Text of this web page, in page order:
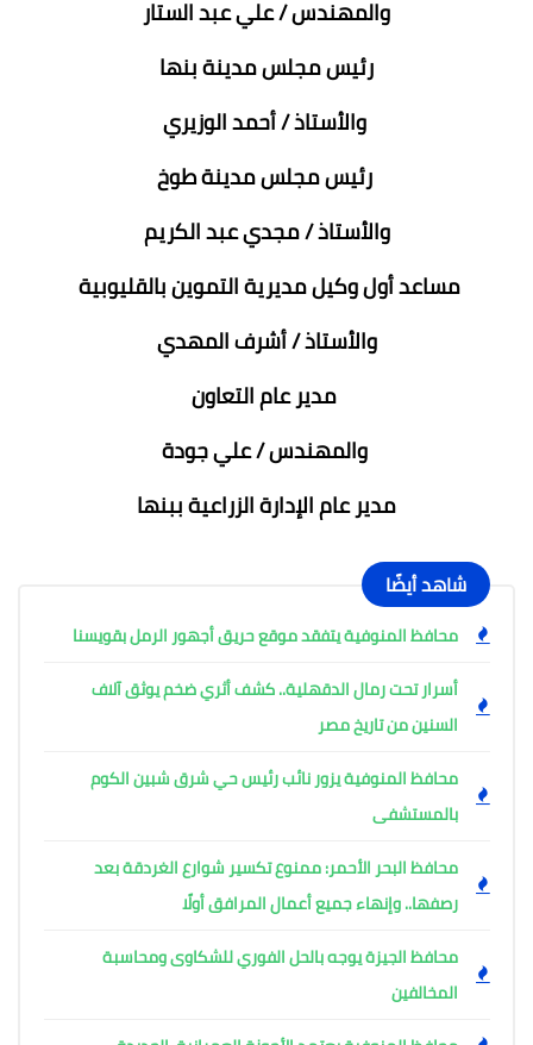
والمهندس / علي عبد الستار
رئيس مجلس مدينة بنها
والأستاذ / أحمد الوزيري
رئيس مجلس مدينة طوخ
والأستاذ / مجدي عبد الكريم
مساعد أول وكيل مديرية التموين بالقليوبية
والأستاذ / أشرف المهدي
مدير عام التعاون
والمهندس / علي جودة
مدير عام الإدارة الزراعية ببنها
شاهد أيضًا
محافظ المنوفية يتفقد موقع حريق أجهور الرمل بقويسنا
أسرار تحت رمال الدقهلية.. كشف أثري ضخم يوثق آلاف
السنين من تاريخ مصر
محافظ المنوفية يزور نائب رئيس حي شرق شبين الكوم
بالمستشفى
محافظ البحر الأحمر: ممنوع تكسير شوارع الغردقة بعد
رصفها.. وإنهاء جميع أعمال المرافق أولًا
محافظ الجيزة يوجه بالحل الفوري للشكاوى ومحاسبة
المخالفين